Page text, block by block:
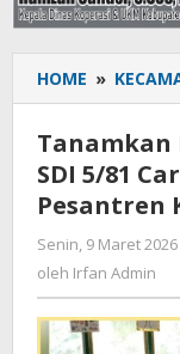
HOME »
Tanamkan
SDI 5/81
Pesantren
Senin, 9 Maret 2026
oleh Irfan Admin